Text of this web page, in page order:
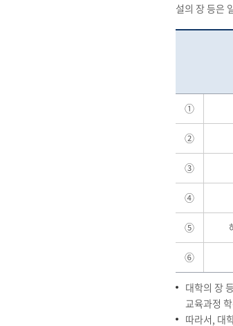
설의 장 등은
①
②
③
④
⑤
⑥
대학의 장
교육과정
따라서, 대